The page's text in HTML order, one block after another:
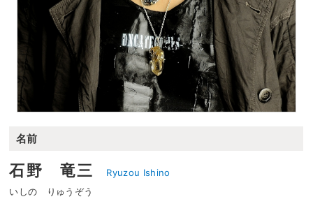
名前
石野 竜三
Ryuzou Ishino
いしの りゅうぞう